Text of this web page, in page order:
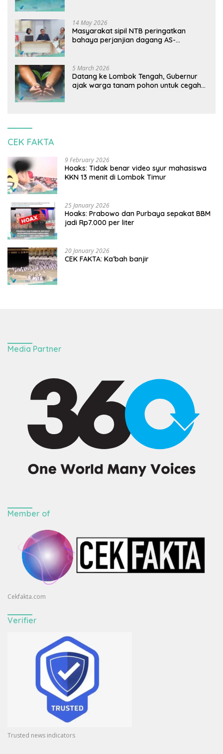
14 May 2026
Masyarakat sipil NTB peringatkan
bahaya perjanjian dagang AS-
5 March 2026
Datang ke Lombok Tengah, Gubernur
ajak warga tanam pohon untuk cegah
CEK FAKTA
9 February 2026
Hoaks: Tidak benar video syur mahasiswa
KKN 13 menit di Lombok Timur
25 January 2026
Hoaks: Prabowo dan Purbaya sepakat BBM
jadi Rp7.000 per liter
20 January 2026
CEK FAKTA: Ka’bah banjir
Media Partner
Member of
Cekfakta.com
Verifier
Trusted news indicators